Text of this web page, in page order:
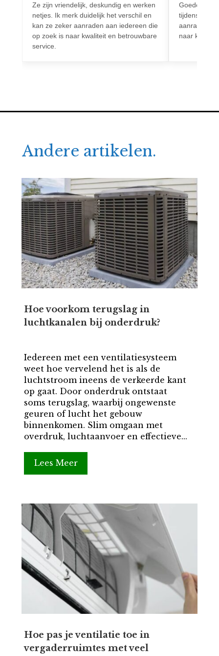
Ze zijn vriendelijk, deskundig en werken
netjes. Ik merk duidelijk het verschil en
kan ze zeker aanraden aan iedereen die
op zoek is naar kwaliteit en betrouwbare
service.
Goede
tijdens het
aanrader
naar
Andere artikelen.
Hoe voorkom terugslag in
luchtkanalen bij onderdruk?
Iedereen met een ventilatiesysteem
weet hoe vervelend het is als de
luchtstroom ineens de verkeerde kant
op gaat. Door onderdruk ontstaat
soms terugslag, waarbij ongewenste
geuren of lucht het gebouw
binnenkomen. Slim omgaan met
overdruk, luchtaanvoer en effectieve...
Lees Meer
Hoe pas je ventilatie toe in
vergaderruimtes met veel